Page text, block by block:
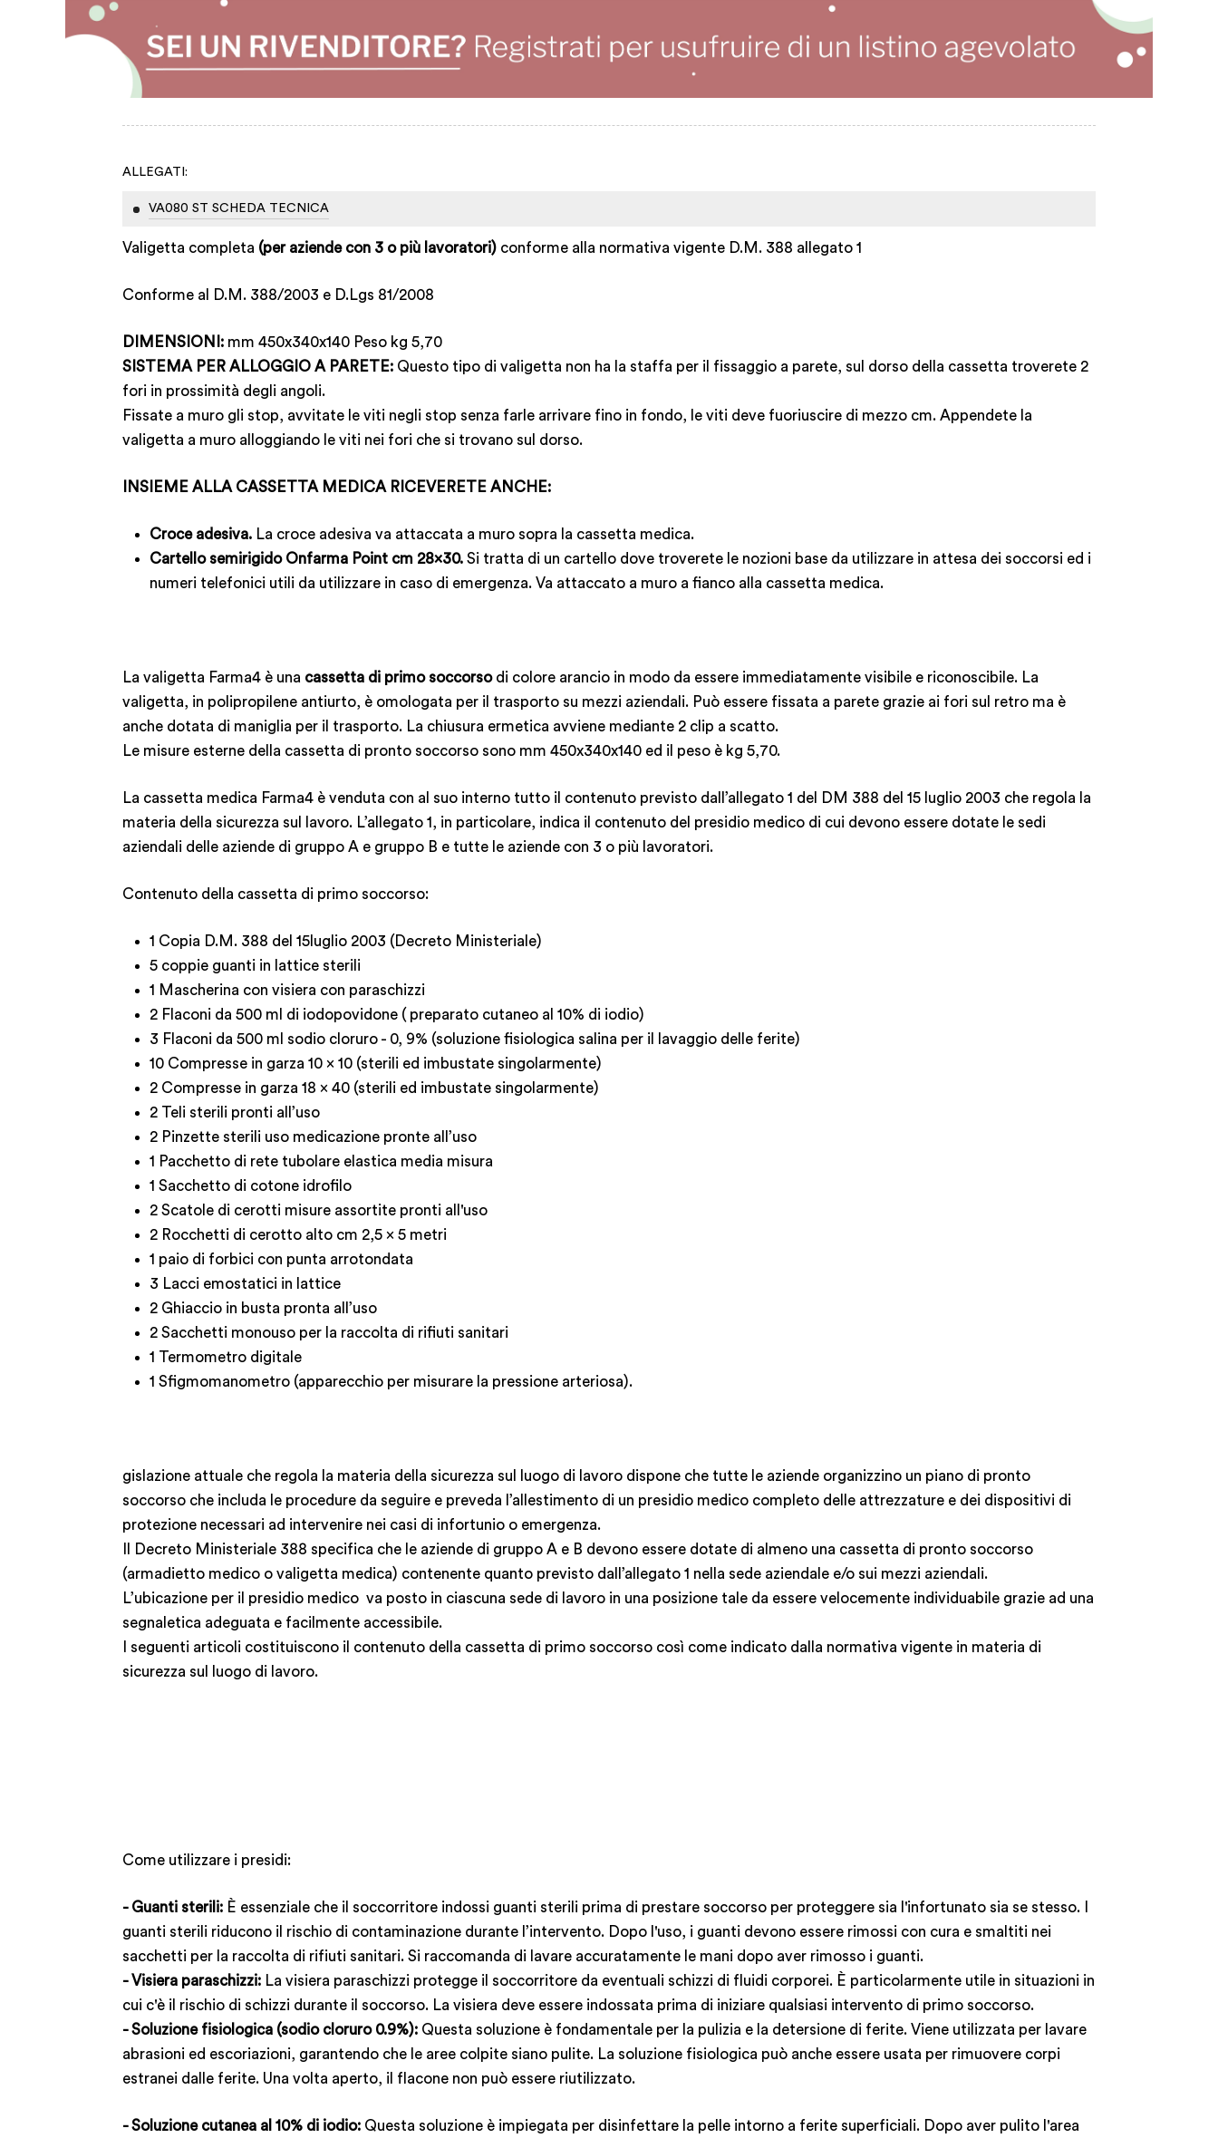
ALLEGATI:
VA080 ST SCHEDA TECNICA
Valigetta completa (per aziende con 3 o più lavoratori) conforme alla normativa vigente D.M. 388 allegato 1
Conforme al D.M. 388/2003 e D.Lgs 81/2008
DIMENSIONI: mm 450x340x140 Peso kg 5,70
SISTEMA PER ALLOGGIO A PARETE: Questo tipo di valigetta non ha la staffa per il fissaggio a parete, sul dorso della cassetta troverete 2
fori in prossimità degli angoli.
Fissate a muro gli stop, avvitate le viti negli stop senza farle arrivare fino in fondo, le viti deve fuoriuscire di mezzo cm. Appendete la
valigetta a muro alloggiando le viti nei fori che si trovano sul dorso.
INSIEME ALLA CASSETTA MEDICA RICEVERETE ANCHE:
Croce adesiva. La croce adesiva va attaccata a muro sopra la cassetta medica.
Cartello semirigido Onfarma Point cm 28x30. Si tratta di un cartello dove troverete le nozioni base da utilizzare in attesa dei soccorsi ed i
numeri telefonici utili da utilizzare in caso di emergenza. Va attaccato a muro a fianco alla cassetta medica.
La valigetta Farma4 è una cassetta di primo soccorsodi colore arancio in modo da essere immediatamente visibile e riconoscibile. La
valigetta, in polipropilene antiurto, è omologata per il trasporto su mezzi aziendali. Può essere fissata a parete grazie ai fori sul retro ma è
anche dotata di maniglia per il trasporto. La chiusura ermetica avviene mediante 2 clip a scatto.
Le misure esterne della cassetta di pronto soccorso sono mm 450x340x140 ed il peso è kg 5,70.
La cassetta medica Farma4 è venduta con al suo interno tutto il contenuto previsto dall’allegato 1 del DM 388 del 15 luglio 2003 che regola la
materia della sicurezza sul lavoro. L’allegato 1, in particolare, indica il contenuto del presidio medico di cui devono essere dotate le sedi
aziendali delle aziende di gruppo A e gruppo B e tutte le aziende con 3 o più lavoratori.
Contenuto della cassetta di primo soccorso:
1 Copia D.M. 388 del 15luglio 2003 (Decreto Ministeriale)
5 coppie guanti in lattice sterili
1 Mascherina con visiera con paraschizzi
2 Flaconi da 500 ml di iodopovidone ( preparato cutaneo al 10% di iodio)
3 Flaconi da 500 ml sodio cloruro - 0, 9% (soluzione fisiologica salina per il lavaggio delle ferite)
10 Compresse in garza 10 x 10 (sterili ed imbustate singolarmente)
2 Compresse in garza 18 x 40 (sterili ed imbustate singolarmente)
2 Teli sterili pronti all’uso
2 Pinzette sterili uso medicazione pronte all’uso
1 Pacchetto di rete tubolare elastica media misura
1 Sacchetto di cotone idrofilo
2 Scatole di cerotti misure assortite pronti all'uso
2 Rocchetti di cerotto alto cm 2,5 x 5 metri
1 paio di forbici con punta arrotondata
3 Lacci emostatici in lattice
2 Ghiaccio in busta pronta all’uso
2 Sacchetti monouso per la raccolta di rifiuti sanitari
1 Termometro digitale
1 Sfigmomanometro (apparecchio per misurare la pressione arteriosa).
gislazione attuale che regola la materia della sicurezza sul luogo di lavoro dispone che tutte le aziende organizzino un piano di pronto
soccorso che includa le procedure da seguire e preveda l’allestimento di un presidio medico completo delle attrezzature e dei dispositivi di
protezione necessari ad intervenire nei casi di infortunio o emergenza.
Il Decreto Ministeriale 388 specifica che le aziende di gruppo A e B devono essere dotate di almeno una cassetta di pronto soccorso
(armadietto medico o valigetta medica) contenente quanto previsto dall’allegato 1 nella sede aziendale e/o sui mezzi aziendali.
L’ubicazione per il presidio medico va posto in ciascuna sede di lavoro in una posizione tale da essere velocemente individuabile grazie ad una
segnaletica adeguata e facilmente accessibile.
I seguenti articoli costituiscono il contenuto della cassetta di primo soccorso così come indicato dalla normativa vigente in materia di
sicurezza sul luogo di lavoro.
Come utilizzare i presidi:
- Guanti sterili: È essenziale che il soccorritore indossi guanti sterili prima di prestare soccorso per proteggere sia l'infortunato sia se stesso. I
guanti sterili riducono il rischio di contaminazione durante l’intervento. Dopo l'uso, i guanti devono essere rimossi con cura e smaltiti nei
sacchetti per la raccolta di rifiuti sanitari. Si raccomanda di lavare accuratamente le mani dopo aver rimosso i guanti.
- Visiera paraschizzi: La visiera paraschizzi protegge il soccorritore da eventuali schizzi di fluidi corporei. È particolarmente utile in situazioni in
cui c'è il rischio di schizzi durante il soccorso. La visiera deve essere indossata prima di iniziare qualsiasi intervento di primo soccorso.
- Soluzione fisiologica (sodio cloruro 0.9%): Questa soluzione è fondamentale per la pulizia e la detersione di ferite. Viene utilizzata per lavare
abrasioni ed escoriazioni, garantendo che le aree colpite siano pulite. La soluzione fisiologica può anche essere usata per rimuovere corpi
estranei dalle ferite. Una volta aperto, il flacone non può essere riutilizzato.
- Soluzione cutanea al 10% di iodio: Questa soluzione è impiegata per disinfettare la pelle intorno a ferite superficiali. Dopo aver pulito l'area